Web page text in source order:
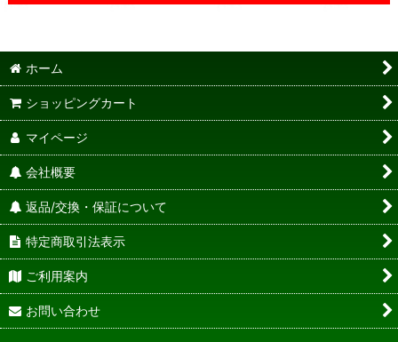
ホーム
ショッピングカート
マイページ
会社概要
返品/交換・保証について
特定商取引法表示
ご利用案内
お問い合わせ